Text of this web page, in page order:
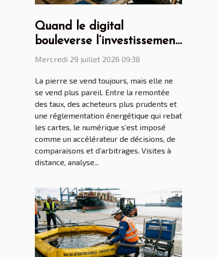
Quand le digital
bouleverse l’investissement
immobilier, regards croisés
Mercredi 29 juillet 2026 09:38
La pierre se vend toujours, mais elle ne
se vend plus pareil. Entre la remontée
des taux, des acheteurs plus prudents et
une réglementation énergétique qui rebat
les cartes, le numérique s’est imposé
comme un accélérateur de décisions, de
comparaisons et d’arbitrages. Visites à
distance, analyse...